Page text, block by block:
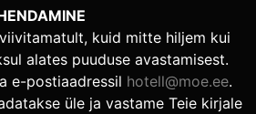
kuid mitte hiljem kui
alates puuduse avastamisest.
e-postiaadressil hotell@moe.ee.
üle ja vastame Teie kirjale